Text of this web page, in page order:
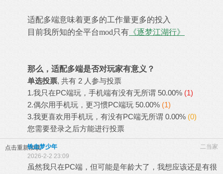
适配多端意味着更多的工作量更多的投入
目前我所知的全平台mod只有 《逐梦江湖行》
那么，适配多端是否对玩家有意义？
单选投票, 共有 2 人参与投票
1.我只在PC端玩，手机端有没有无所谓 50.00% (1)
2.偶尔用手机玩，更习惯PC端玩 50.00% (1)
3.我更喜欢用手机玩，有没有PC端无所谓 0.00% (0)
您需要登录之后方能进行投票
点击重新加载 二当家
铁血梦少年
2026-2-2 23:09
虽然我只在PC端，但可能是年龄大了，我想应该还是有很